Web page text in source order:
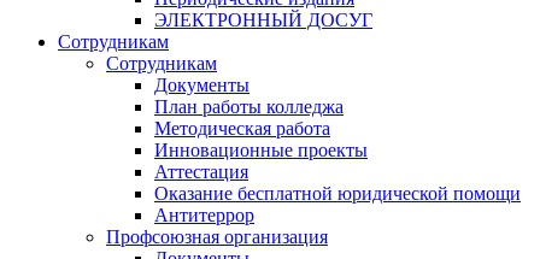
ЭЛЕКТРОННЫЙ ДОСУГ
Сотрудникам
Сотрудникам
Документы
План работы колледжа
Методическая работа
Инновационные проекты
Аттестация
Оказание бесплатной юридической помощи
Антитеррор
Профсоюзная организация